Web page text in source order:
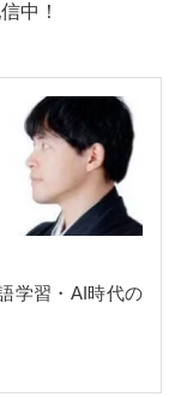
中！
学習・AI時代の